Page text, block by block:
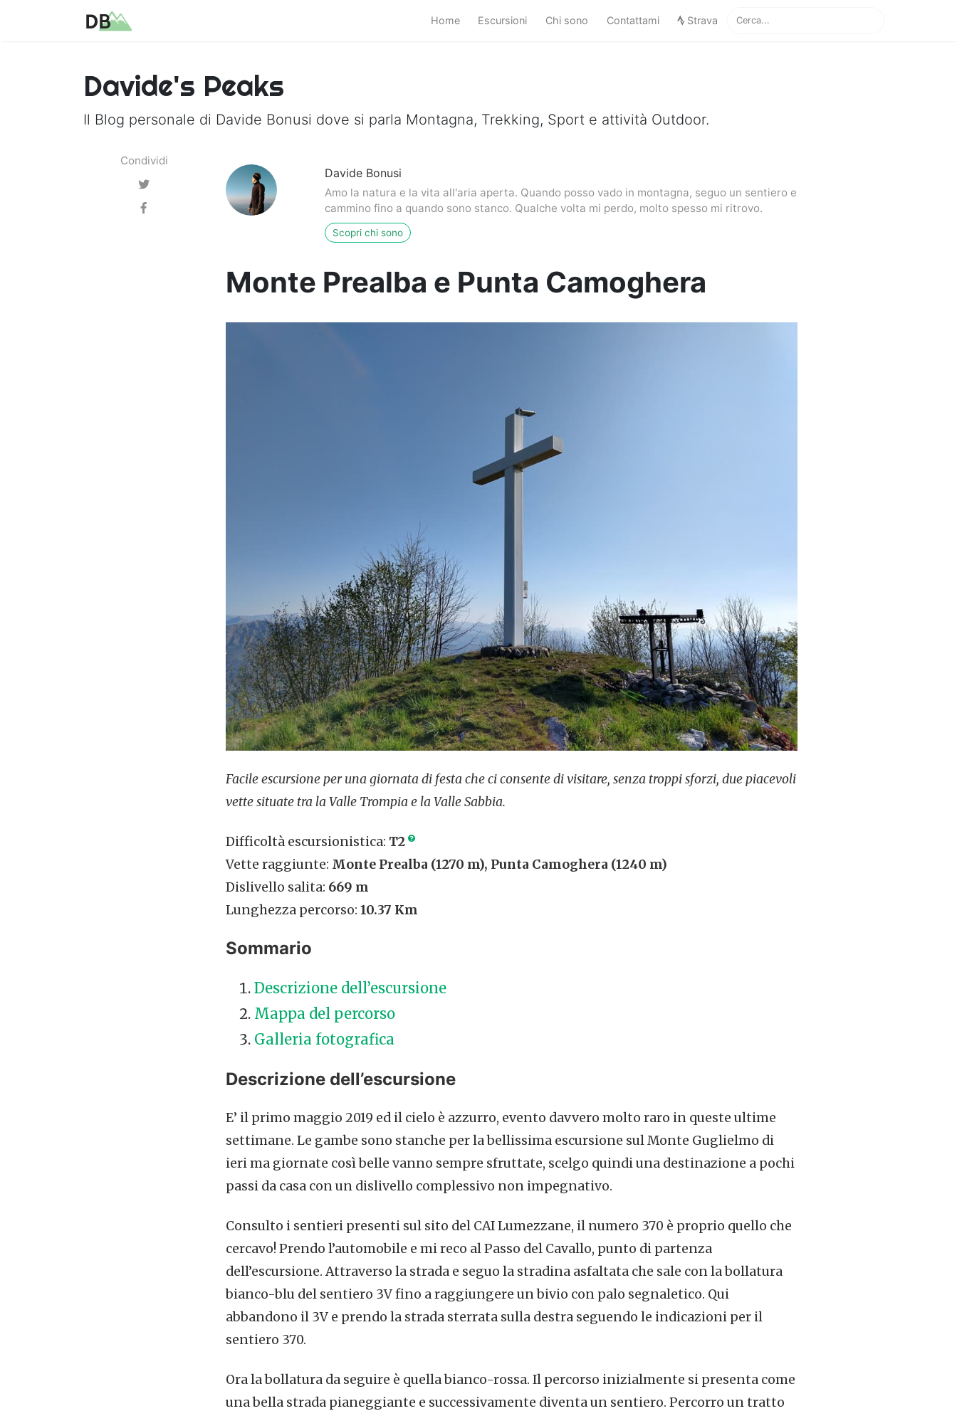
Home Escursioni Chi sono Contattami Strava
Davide's Peaks
Il Blog personale di Davide Bonusi dove si parla Montagna, Trekking, Sport e attività Outdoor.
Condividi
Davide Bonusi
Amo la natura e la vita all'aria aperta. Quando posso vado in montagna, seguo un sentiero e
cammino fino a quando sono stanco. Qualche volta mi perdo, molto spesso mi ritrovo.
Scopri chi sono
Monte Prealba e Punta Camoghera
Facile escursione per una giornata di festa che ci consente di visitare, senza troppi sforzi, due piacevoli
vette situate tra la Valle Trompia e la Valle Sabbia.
Difficoltà escursionistica: T2
Vette raggiunte: Monte Prealba (1270 m), Punta Camoghera (1240 m)
Dislivello salita: 669 m
Lunghezza percorso: 10.37 Km
Sommario
Descrizione dell’escursione
Mappa del percorso
Galleria fotografica
Descrizione dell’escursione
E’ il primo maggio 2019 ed il cielo è azzurro, evento davvero molto raro in queste ultime
settimane. Le gambe sono stanche per la bellissima escursione sul Monte Guglielmo di
ieri ma giornate così belle vanno sempre sfruttate, scelgo quindi una destinazione a pochi
passi da casa con un dislivello complessivo non impegnativo.
Consulto i sentieri presenti sul sito del CAI Lumezzane, il numero 370 è proprio quello che
cercavo! Prendo l’automobile e mi reco al Passo del Cavallo, punto di partenza
dell’escursione. Attraverso la strada e seguo la stradina asfaltata che sale con la bollatura
bianco-blu del sentiero 3V fino a raggiungere un bivio con palo segnaletico. Qui
abbandono il 3V e prendo la strada sterrata sulla destra seguendo le indicazioni per il
sentiero 370.
Ora la bollatura da seguire è quella bianco-rossa. Il percorso inizialmente si presenta come
una bella strada pianeggiante e successivamente diventa un sentiero. Percorro un tratto